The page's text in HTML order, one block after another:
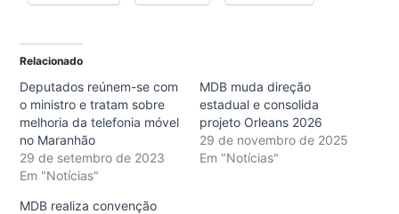
Relacionado
Deputados reúnem-se com
o ministro e tratam sobre
melhoria da telefonia móvel
no Maranhão
29 de setembro de 2023
Em "Notícias"
MDB muda direção
estadual e consolida
projeto Orleans 2026
29 de novembro de 2025
Em "Notícias"
MDB realiza convenção